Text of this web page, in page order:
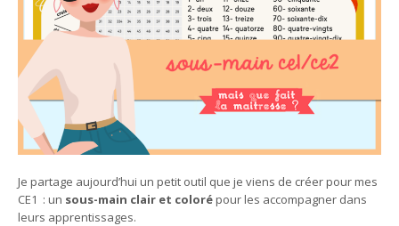
Je partage aujourd’hui un petit outil que je viens de créer pour mes
CE1 : un sous-main clair et colorépour les accompagner dans
leurs apprentissages.